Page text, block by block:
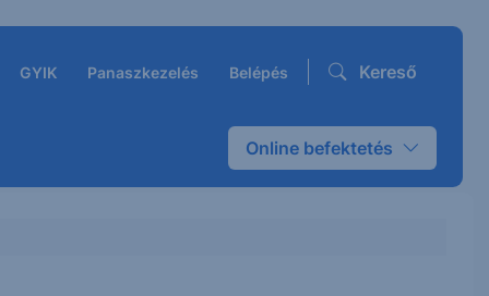
GYIK Panaszkezelés Belépés Kereső
Online befektetés